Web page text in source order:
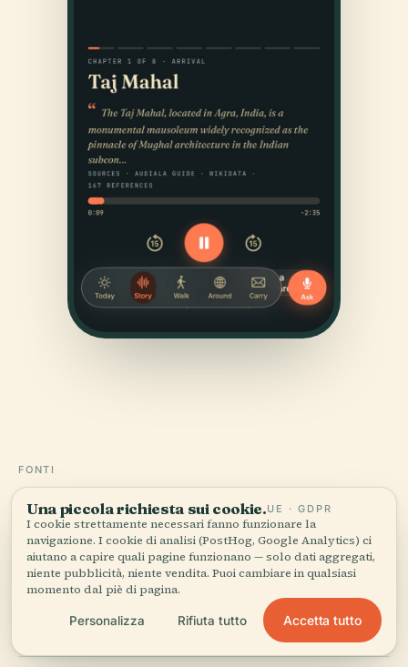
FONTI
Verificato,e mostrato.
Ricercata e scritta dal team editoriale di Audiala a
partire da documenti storici, archivi architettonici e
conoscenza del territorio.
Ultima revisione: April 2026
Una piccola richiesta sui cookie.UE · GDPR
I cookie strettamente necessari fanno funzionare la
navigazione. I cookie di analisi (PostHog, Google Analytics) ci
aiutano a capire quali pagine funzionano — solo dati aggregati,
niente pubblicità, niente vendita. Puoi cambiare in qualsiasi
momento dal piè di pagina.
Personalizza Rifiuta tutto Accetta tutto